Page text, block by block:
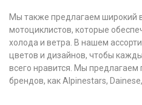
Мы также предлагаем широкий
мотоциклистов, которые
холода и ветра. В нашем
цветов и дизайнов, чтобы
всего нравится. Мы предлагаем
брендов, как Alpinestars,